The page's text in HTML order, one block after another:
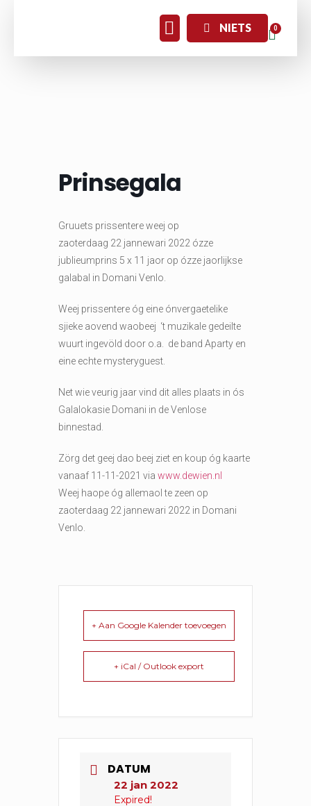
NIETS
Prinsegala
Gruuets prissentere weej op
zaoterdaag 22 jannewari 2022 ózze
jublieumprins 5 x 11 jaor op ózze jaorlijkse
galabal in Domani Venlo.
Weej prissentere óg eine ónvergaetelike
sjieke aovend waobeej ‘t muzikale gedeilte
wuurt ingevöld door o.a. de band Aparty en
eine echte mysteryguest.
Net wie veurig jaar vind dit alles plaats in ós
Galalokasie Domani in de Venlose
binnestad.
Zörg det geej dao beej ziet en koup óg kaarte
vanaaf 11-11-2021 via www.dewien.nl
Weej haope óg allemaol te zeen op
zaoterdaag 22 jannewari 2022 in Domani
Venlo.
+ Aan Google Kalender toevoegen
+ iCal / Outlook export
DATUM
22 jan 2022
Expired!